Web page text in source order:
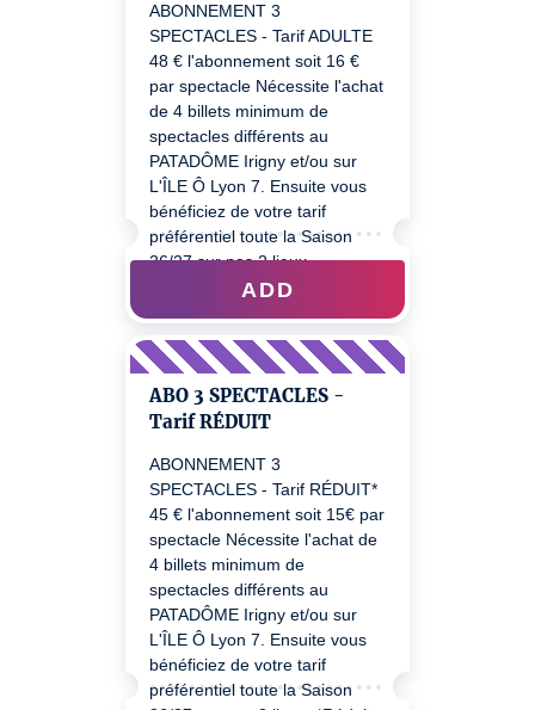
ABONNEMENT 3
SPECTACLES - Tarif ADULTE
48 € l'abonnement soit 16 €
par spectacle Nécessite l'achat
de 4 billets minimum de
spectacles différents au
PATADÔME Irigny et/ou sur
L'ÎLE Ô Lyon 7. Ensuite vous
bénéficiez de votre tarif
préférentiel toute la Saison
26/27 sur nos 2 lieux.
ADD
ABO 3 SPECTACLES -
Tarif RÉDUIT
ABONNEMENT 3
SPECTACLES - Tarif RÉDUIT*
45 € l'abonnement soit 15€ par
spectacle Nécessite l'achat de
4 billets minimum de
spectacles différents au
PATADÔME Irigny et/ou sur
L'ÎLE Ô Lyon 7. Ensuite vous
bénéficiez de votre tarif
préférentiel toute la Saison